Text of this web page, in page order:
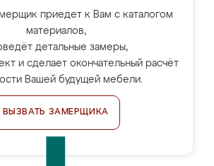
приедет к Вам с каталогом
материалов,
детальные замеры,
и сделает окончательный расчёт
Вашей будущей мебели.
ВЫЗВАТЬ ЗАМЕРЩИКА